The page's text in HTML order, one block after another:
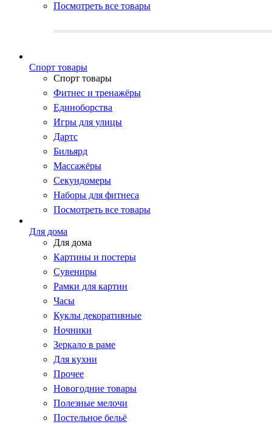
Посмотреть все товары
Cпорт товары
Cпорт товары
Фитнес и тренажёры
Единоборства
Игры для улицы
Дартс
Бильярд
Массажёры
Секундомеры
Наборы для фитнеса
Посмотреть все товары
Для дома
Для дома
Картины и постеры
Сувениры
Рамки для картин
Часы
Куклы декоративные
Ночники
Зеркало в раме
Для кухни
Прочее
Новогодние товары
Полезные мелочи
Постельное бельё